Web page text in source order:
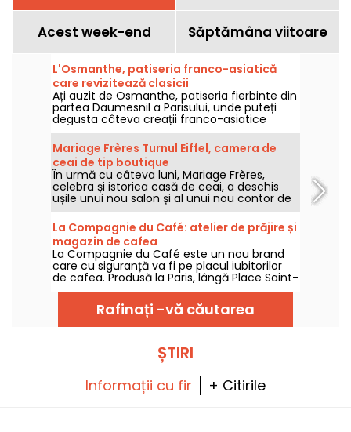
Acest week-end Săptămâna viitoare
L'Osmanthe, patiseria franco-asiatică
care revizitează clasicii
Ați auzit de Osmanthe, patiseria fierbinte din
partea Daumesnil a Parisului, unde puteți
degusta câteva creații franco-asiatice
ultra-gourmet? Cu opera sa matcha, mille-
crêpes, éclair de susan și produse de
patiserie originale, acesta este un loc care
agită lucrurile, spre deliciul gurmanzilor.
Mariage Frères Turnul Eiffel, camera de
ceai de tip boutique
În urmă cu câteva luni, Mariage Frères,
celebra și istorica casă de ceai, a deschis
ușile unui nou salon și al unui nou contor de
ceai în Paris, la doar o aruncătură de băț de
Turnul Eiffel. Decorul este șic și colorat, cu o
selecție vastă de ceaiuri și ceainice
excepționale și o zonă de lounge mare unde
vă puteți relaxa de la prânz până la cină,
toate cu vedere la o terasă plină de frunze.
Este locul perfect pentru a face o pauză
gastronomică și pentru a vă aproviziona cu
ceaiuri de toate felurile.
La Compagnie du Café: atelier de prăjire și
magazin de cafea
La Compagnie du Café este un nou brand
care cu siguranță va fi pe placul iubitorilor
de cafea. Produsă la Paris, lângă Place Saint-
Georges, într-o fabrică de prăjire artizanală,
cafeaua poate fi savurată în salon sau
cumpărată și consumată acasă. Iar pentru
cei curioși, Compagnie du Café oferă
Rafinați -vă căutarea
ȘTIRI
Informații cu fir + Citirile